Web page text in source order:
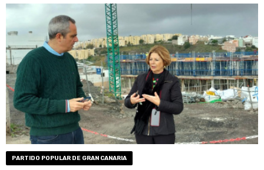
PARTIDO POPULAR DE GRAN CANARIA